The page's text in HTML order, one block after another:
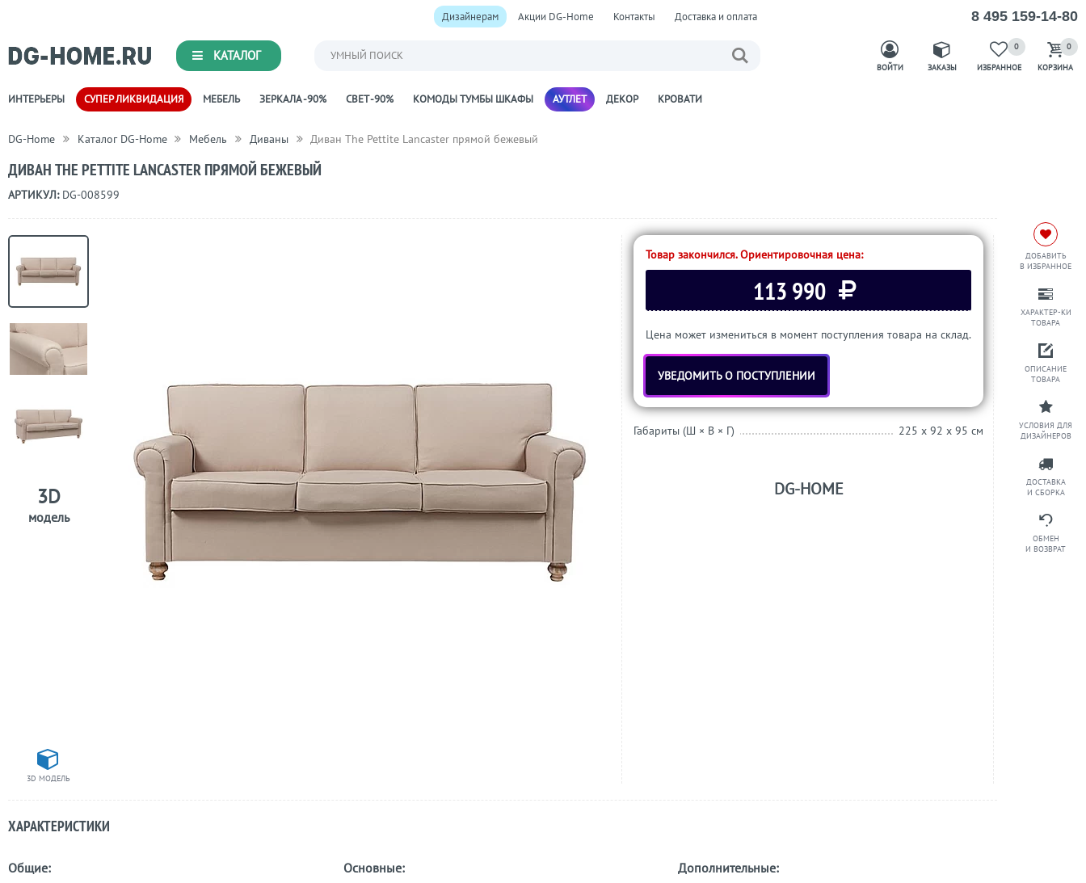
Дизайнерам Акции DG-Home Контакты Доставка и оплата 8 495 159-14-80
КАТАЛОГ УМНЫЙ ПОИСК
ВОЙТИ ЗАКАЗЫ ИЗБРАННОЕ
0
КОРЗИНА
0
ИНТЕРЬЕРЫ СУПЕР ЛИКВИДАЦИЯ МЕБЕЛЬ ЗЕРКАЛА -90% СВЕТ -90% КОМОДЫ ТУМБЫ ШКАФЫ АУТЛЕТ ДЕКОР КРОВАТИ
DG-Home Каталог DG-Home Мебель Диваны Диван The Pettite Lancaster прямой бежевый
ДИВАН THE PETTITE LANCASTER ПРЯМОЙ БЕЖЕВЫЙ
АРТИКУЛ: DG-008599
3D
модель
3D МОДЕЛЬ
ДОБАВИТЬ
В ИЗБРАННОЕ
ХАРАКТЕР-КИ
ТОВАРА
ОПИСАНИЕ
ТОВАРА
УСЛОВИЯ ДЛЯ
ДИЗАЙНЕРОВ
ДОСТАВКА
И СБОРКА
ОБМЕН
И ВОЗВРАТ
Товар закончился. Ориентировочная цена:
113 990
Цена может измениться в момент поступления товара на склад.
УВЕДОМИТЬ О ПОСТУПЛЕНИИ
Габариты (Ш × В × Г) 225 x 92 x 95 см
DG-HOME
ХАРАКТЕРИСТИКИ
Общие: Основные: Дополнительные: